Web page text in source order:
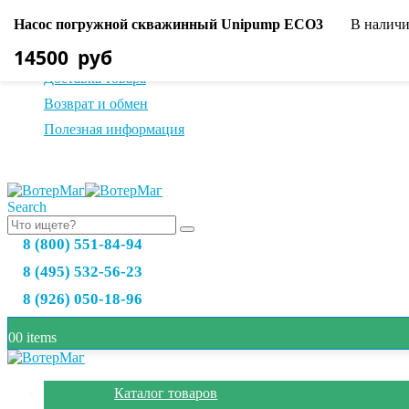
О нас
Оплата товара
Доставка товара
Возврат и обмен
Полезная информация
Search
8 (800) 551-84-94
8 (495) 532-56-23
8 (926) 050-18-96
00 items
Каталог товаров
Насос погружной скважинный Unipump ECO3
14500 руб
В